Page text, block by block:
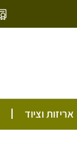
אריזות וציוד